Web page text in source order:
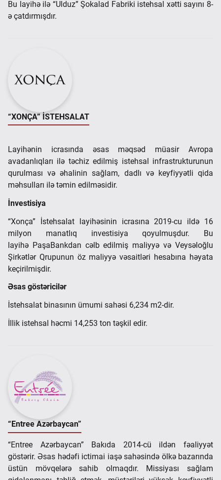
Bu layihə ilə “Ulduz” Şokalad Fabriki istehsal xətti sayını 8-
ə çatdırmışdır.
“XONÇA” İSTEHSALAT
Layihənin icrasında əsas məqsəd müasir Avropa
avadanlıqları ilə təchiz edilmiş istehsal infrastrukturunun
qurulması və əhalinin sağlam, dadlı və keyfiyyətli qida
məhsulları ilə təmin edilməsidir.
İnvestisiya
“Xonça” İstehsalat layihəsinin icrasına 2019-cu ildə 16
milyon manatlıq investisiya qoyulmuşdur. Bu
layihə PaşaBankdan cəlb edilmiş maliyyə və Veysəloğlu
Şirkətlər Qrupunun öz maliyyə vəsaitləri hesabına həyata
keçirilmişdir.
Əsas göstəricilər
İstehsalat binasının ümumi sahəsi 6,234 m2-dir.
İllik istehsal həcmi 14,253 ton təşkil edir.
“Entree Azərbaycan”
“Entree Azərbaycan” Bakıda 2014-cü ildən fəaliyyət
göstərir. Əsas hədəfi ictimai iaşə sahəsində ölkə bazarında
üstün mövqelərə sahib olmaqdır. Missiyası sağlam